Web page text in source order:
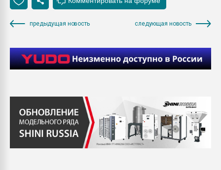
предыдущая новость следующая новость